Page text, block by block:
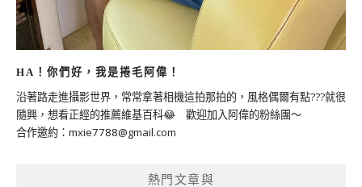
HA！你們好，我是捲毛阿偉！
沿著路走進攝影世界，常常拿著相機這拍那拍的，風格偶爾有點???就很
隨興，想看正經的推薦維基百科😂 歡迎加入阿偉的粉絲團～
合作邀約： mxie7788@gmail.com
熱門文章與